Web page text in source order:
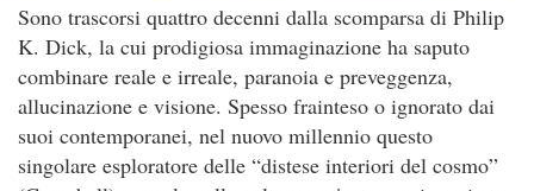
Sono trascorsi quattro decenni dalla scomparsa di Philip
K. Dick, la cui prodigiosa immaginazione ha saputo
combinare reale e irreale, paranoia e preveggenza,
allucinazione e visione. Spesso frainteso o ignorato dai
suoi contemporanei, nel nuovo millennio questo
singolare esploratore delle “distese interiori del cosmo”